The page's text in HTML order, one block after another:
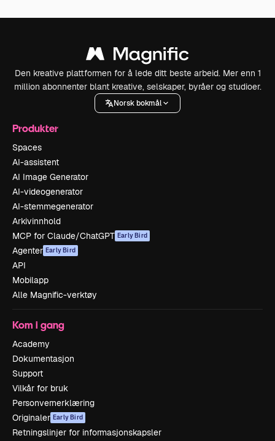
Den kreative plattformen for å lede ditt beste arbeid. Mer enn 1
million abonnenter blant kreative, selskaper, byråer og studioer.
Norsk bokmål
Produkter
Spaces
AI-assistent
AI Image Generator
AI-videogenerator
AI-stemmegenerator
Arkivinnhold
MCP for Claude/ChatGPT Early Bird
Agenter Early Bird
API
Mobilapp
Alle Magnific-verktøy
Kom i gang
Academy
Dokumentasjon
Support
Vilkår for bruk
Personvernerklæring
Originaler Early Bird
Retningslinjer for informasjonskapsler